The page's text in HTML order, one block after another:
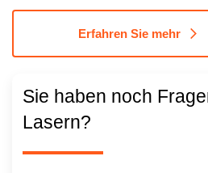
Erfahren Sie mehr
Sie haben noch
Lasern?